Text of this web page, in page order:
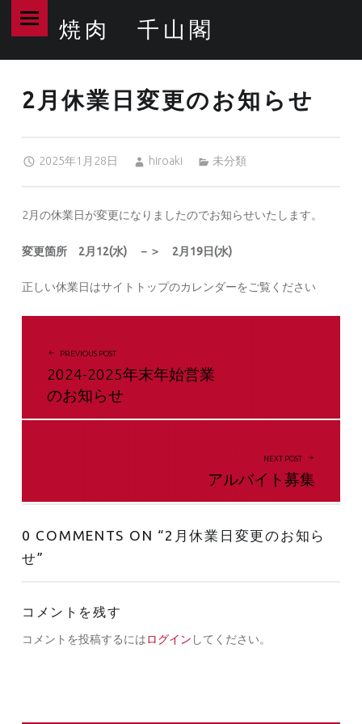
2月休業日変更のお知らせ – 焼肉 千山閣
焼肉 千山閣
2月休業日変更のお知らせ
2025年1月28日
hiroaki
未分類
2月の休業日が変更になりましたのでお知らせいたします。
変更箇所 2月12(水) －＞ 2月19日(水)
正しい休業日はサイトトップのカレンダーをご覧ください
投稿ナビゲーション
PREVIOUS POST
2024-2025年末年始営業
のお知らせ
NEXT POST
アルバイト募集
0 COMMENTS ON “2月休業日変更のお知ら
せ”
コメントを残す
コメントを投稿するにはログイン してください。